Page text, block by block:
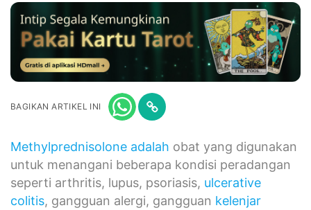
BAGIKAN ARTIKEL INI
Methylprednisolone adalah obat yang digunakan
untuk menangani beberapa kondisi peradangan
seperti arthritis, lupus, psoriasis, ulcerative
colitis, gangguan alergi, gangguan kelenjar